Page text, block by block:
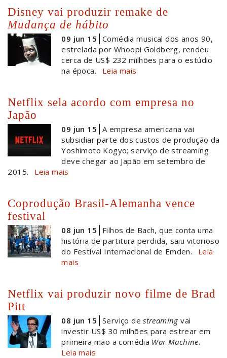
Disney vai produzir remake de
Mudança de hábito
09 jun 15 Comédia musical dos anos 90,
estrelada por Whoopi Goldberg, rendeu
cerca de US$ 232 milhões para o estúdio
na época.
Leia mais
Netflix sela acordo com empresa no
Japão
09 jun 15 A empresa americana vai
subsidiar parte dos custos de produção da
Yoshimoto Kogyo; serviço de streaming
deve chegar ao Japão em setembro de
2015.
Leia mais
Coprodução Brasil-Alemanha vence
festival
08 jun 15
Filhos de Bach, que conta uma
história de partitura perdida, saiu vitorioso
do Festival Internacional de Emden.
Leia
mais
Netflix vai produzir novo filme de Brad
Pitt
08 jun 15 Serviço destreamingvai
investir US$ 30 milhões para estrear em
primeira mão a comédia War Machine.
Leia mais